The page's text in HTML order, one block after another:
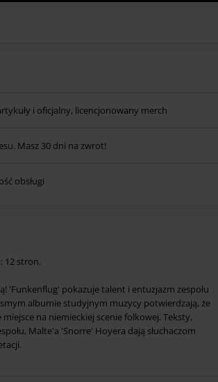
i oficjalny, licencjonowany merch
Masz 30 dni na zwrot!
obsługi
12 stron.
'Funkenflug' pokazuje talent i entuzjazm zespołu
albumie studyjnym muzycy potwierdzają, że
miejsce na niemieckiej scenie folkowej. Teksty,
Malte'a 'Snorre' Hoyera dają słuchaczom